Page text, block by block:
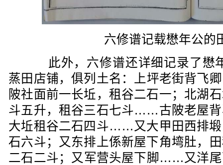
六修谱记载懋年公的
此外，六修谱还详细记录了懋
蒸田店铺，俱列土名：上坪老街背飞
陂社面前一长坵，租谷二石一；北湖
斗五升，租谷三石七斗……古陂老屋
大坵租谷二石四斗……又大甲田西排
石六斗；又东排上係新屋下角塆肚，
二石二斗；又军营头屋下脚……又洋